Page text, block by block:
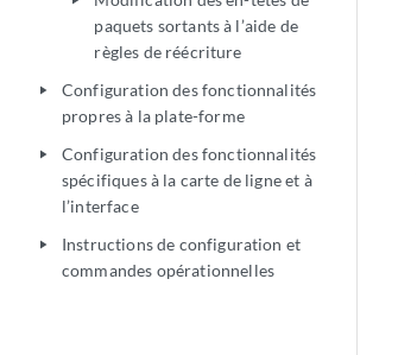
paquets sortants à l’aide de
règles de réécriture
play_arrow
Configuration des fonctionnalités
propres à la plate-forme
play_arrow
Configuration des fonctionnalités
spécifiques à la carte de ligne et à
l’interface
play_arrow
Instructions de configuration et
commandes opérationnelles